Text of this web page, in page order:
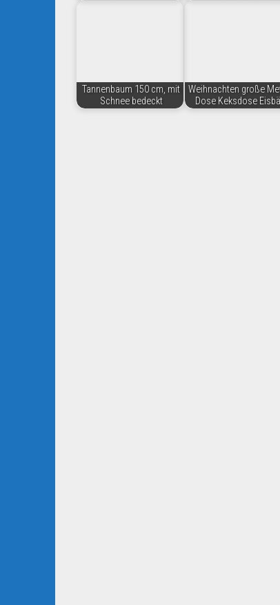
Tannenbaum 150 cm, mit
Schnee bedeckt
Weihnachten große
Dose Keksdose